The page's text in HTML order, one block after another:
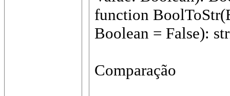
function
Boolean = False):
Comparação